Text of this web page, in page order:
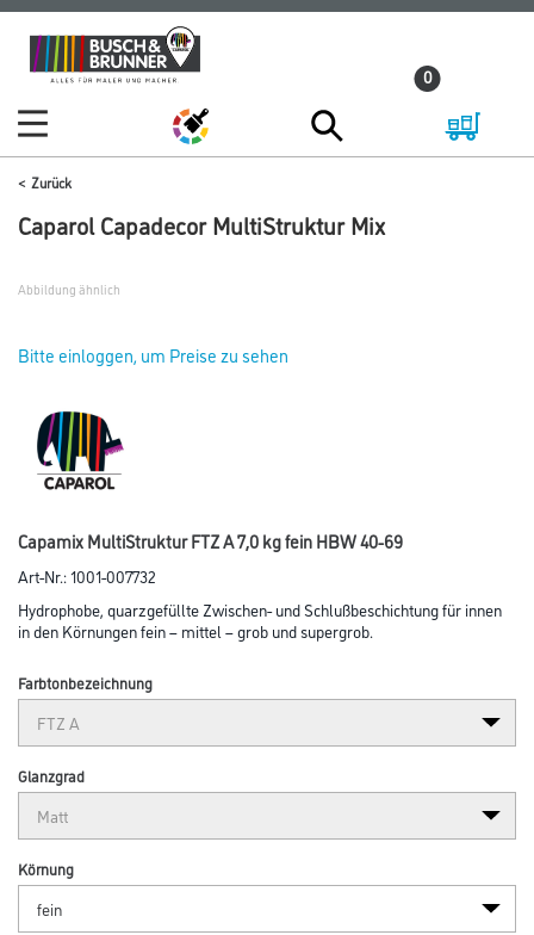
Zum
Inhalt
Zum
Navigationsmenü
0
Zurück
Caparol Capadecor MultiStruktur Mix
Abbildung ähnlich
Bitte einloggen, um Preise zu sehen
Capamix MultiStruktur FTZ A 7,0 kg fein HBW 40-69
Art-Nr.:1001-007732
Hydrophobe, quarzgefüllte Zwischen- und Schlußbeschichtung für innen
in den Körnungen fein – mittel – grob und supergrob.
Farbtonbezeichnung
Glanzgrad
Körnung